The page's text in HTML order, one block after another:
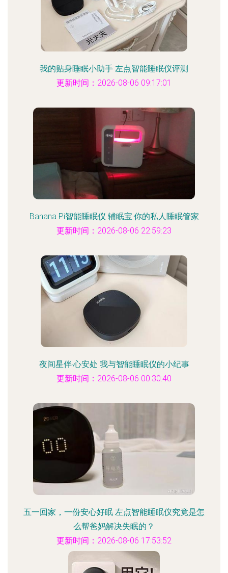
我的贴身睡眠小助手 左点智能睡眠仪评测
更新时间：2026-08-06 09:17:01
Banana Pi智能睡眠仪 辅眠宝·你的私人睡眠管家
更新时间：2026-08-06 22:59:23
夜间星伴·心安处 我与智能睡眠仪的小纪事
更新时间：2026-08-06 00:30:40
五一回家，一份安心好眠 左点智能睡眠仪究竟是怎
么帮爸妈解决失眠的？
更新时间：2026-08-06 17:53:52